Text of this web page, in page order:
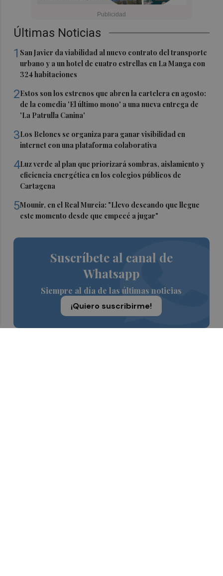
Últimas Noticias
1 San Javier da viabilidad al nuevo contrato del transporte
urbano y a un hotel de cuatro estrellas en La Manga con
324 habitaciones
2Estos son los estrenos que abren la cartelera en agosto:
de la comedia 'El último mono' a una nueva entrega de
'La Patrulla Canina'
3Los Belones se organiza para ganar visibilidad en
internet con una plataforma colaborativa
4Luz verde al plan que priorizará sombras, aislamiento y
eficiencia energética en los colegios públicos de
Cartagena
5Mounir, en el Real Murcia: "Llevo deseando que llegue
este momento desde que empecé a jugar"
Suscríbete al canal de
Whatsapp
Siempre al día de las últimas noticias
¡Quiero suscribirme!